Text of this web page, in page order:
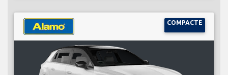
COMPACTE